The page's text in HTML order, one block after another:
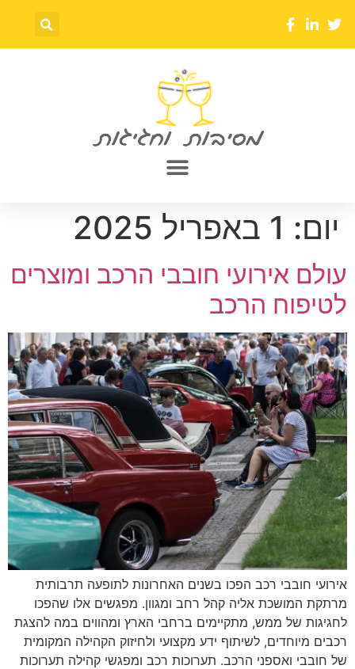
יום: 1 באפריל 2025
עולם אירועי חובבי הרכב ומוצרים
לטיפוח הרכב
אירועי חובבי רכב הפכו בשנים האחרונות לתופעה תרבותית
מרתקת המושכת אליה קהל רחב ומגוון. מפגשים אלו שהפכו
לחגיגות של ממש, מתקיימים ברחבי הארץ ומהווים במה להצגת
רכבים מיוחדים, לשיתוף ידע מקצועי ולחיזוק הקהילה המקומית
של חובבי ואספני הרכב. תערוכות רכב ומפגשי קהילה תערוכות